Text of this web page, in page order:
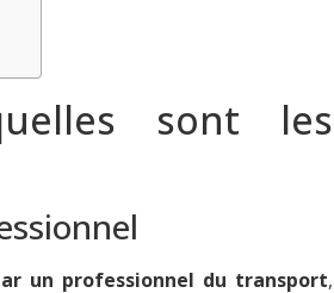
sont les
un professionnel du transport,